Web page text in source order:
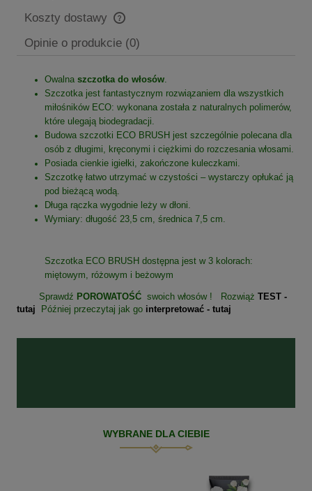
Koszty dostawy
Cena nie zawiera ewentualnych kosztów płatności
Opinie o produkcie (0)
Owalna szczotka do włosów
Szczotka jest fantastycznym rozwiązaniem dla wszystkich
miłośników ECO: wykonana została z naturalnych polimerów,
które ulegają biodegradacji.
Budowa szczotki ECO BRUSH jest szczególnie polecana dla
osób z długimi, kręconymi i ciężkimi do rozczesania włosami.
Posiada cienkie igiełki, zakończone kuleczkami.
Szczotkę łatwo utrzymać w czystości – wystarczy opłukać ją
pod bieżącą wodą.
Długa rączka wygodnie leży w dłoni.
Wymiary: długość 23,5 cm, średnica 7,5 cm.
Szczotka ECO BRUSH dostępna jest w 3 kolorach:
miętowym, różowym i beżowym
Sprawdź POROWATOŚĆ swoich włosów ! Rozwiąż TEST -
tutaj
Później przeczytaj jak go interpretować - tutaj
WYBRANE DLA CIEBIE